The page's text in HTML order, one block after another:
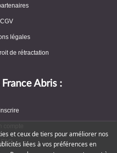
légales
de rétractation
France Abris :
et ceux de tiers pour améliorer nos
liées à vos préférences en